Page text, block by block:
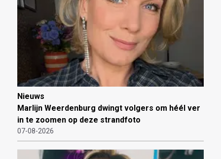
Nieuws
Marlijn Weerdenburg dwingt volgers om héél ver
in te zoomen op deze strandfoto
07-08-2026